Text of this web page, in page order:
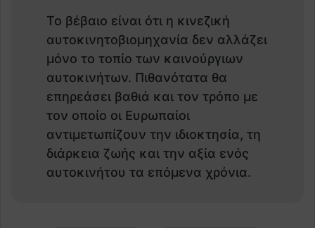
Το βέβαιο είναι ότι η κινεζική
αυτοκινητοβιομηχανία δεν αλλάζει
μόνο το τοπίο των καινούργιων
αυτοκινήτων. Πιθανότατα θα
επηρεάσει βαθιά και τον τρόπο με
τον οποίο οι Ευρωπαίοι
αντιμετωπίζουν την ιδιοκτησία, τη
διάρκεια ζωής και την αξία ενός
αυτοκινήτου τα επόμενα χρόνια.